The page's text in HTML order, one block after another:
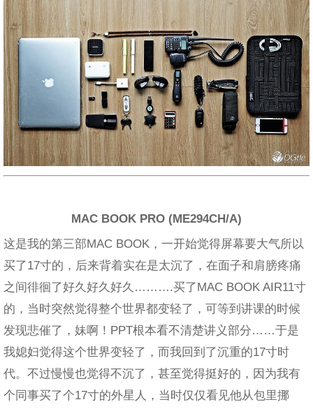
MAC BOOK PRO (ME294CH/A)
这是我的第三部MAC BOOK，一开始觉得屏幕要大气所以
买了17寸的，后来背着实在是太沉了，在面子和肩膀疼痛
之间徘徊了好久好久好久……….买了MAC BOOK AIR11寸
的，当时突然觉得整个世界都变轻了，可等到讲课的时候
发现悲催了，妹啊！PPT根本看不清楚讲义部分……于是
我媳妇觉得这个世界变轻了，而我回到了沉重的17寸时
代。不过慢慢也觉得不沉了，甚至觉得挺好的，因为我有
个同事买了个17寸的外星人，当时仅仅看见他从包里挪